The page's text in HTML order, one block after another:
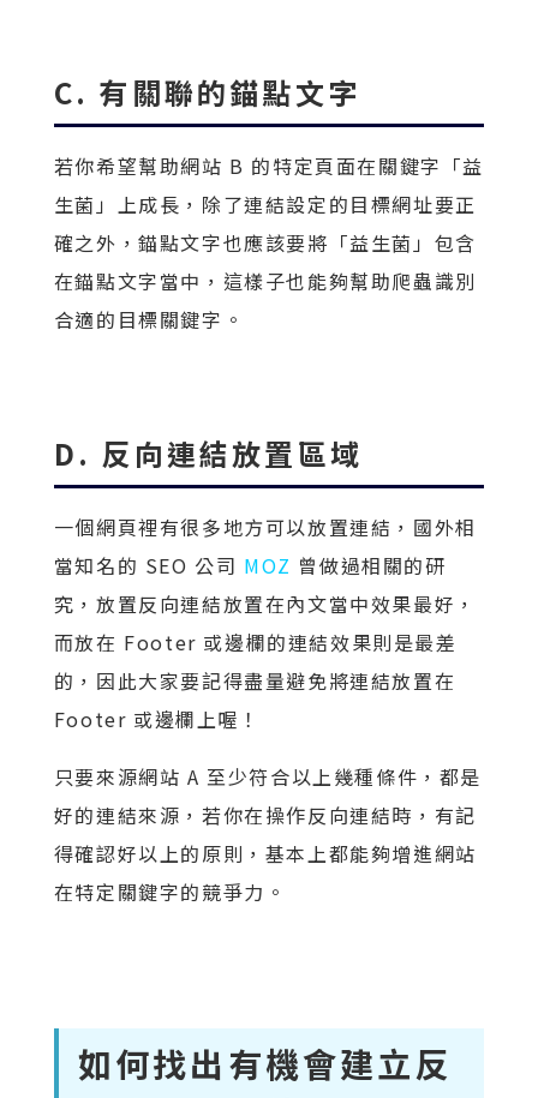
C. 有關聯的錨點文字
若你希望幫助網站 B 的特定頁面在關鍵字「益
生菌」上成長，除了連結設定的目標網址要正
確之外，錨點文字也應該要將「益生菌」包含
在錨點文字當中，這樣子也能夠幫助爬蟲識別
合適的目標關鍵字。
D. 反向連結放置區域
一個網頁裡有很多地方可以放置連結，國外相
當知名的 SEO 公司 MOZ 曾做過相關的研
究，放置反向連結放置在內文當中效果最好，
而放在 Footer 或邊欄的連結效果則是最差
的，因此大家要記得盡量避免將連結放置在
Footer 或邊欄上喔！
只要來源網站 A 至少符合以上幾種條件，都是
好的連結來源，若你在操作反向連結時，有記
得確認好以上的原則，基本上都能夠增進網站
在特定關鍵字的競爭力。
如何找出有機會建立反